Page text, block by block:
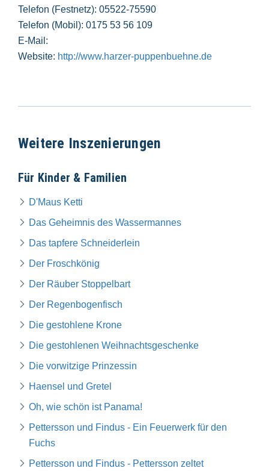
Telefon (Festnetz): 05522-75590
Telefon (Mobil): 0175 53 56 109
E-Mail:
Website: http://www.harzer-puppenbuehne.de
Weitere Inszenierungen
Für Kinder & Familien
D'Maus Ketti
Das Geheimnis des Wassermannes
Das tapfere Schneiderlein
Der Froschkönig
Der Räuber Stoppelbart
Der Regenbogenfisch
Die gestohlene Krone
Die gestohlenen Weihnachtsgeschenke
Die vorwitzige Prinzessin
Haensel und Gretel
Oh, wie schön ist Panama!
Pettersson und Findus - Ein Feuerwerk für den
Fuchs
Pettersson und Findus - Pettersson zeltet